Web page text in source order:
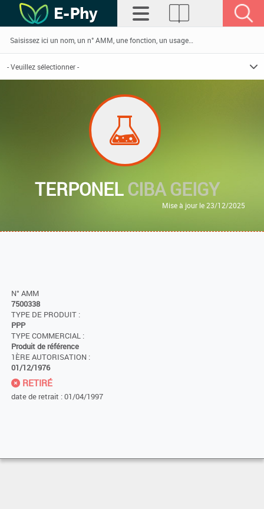
TERPONELCIBA GEIGY
Mise à jour le 23/12/2025
N° AMM
7500338
TYPE DE PRODUIT :
PPP
TYPE COMMERCIAL :
Produit de référence
1ÈRE AUTORISATION :
01/12/1976
RETIRÉ
date de retrait : 01/04/1997